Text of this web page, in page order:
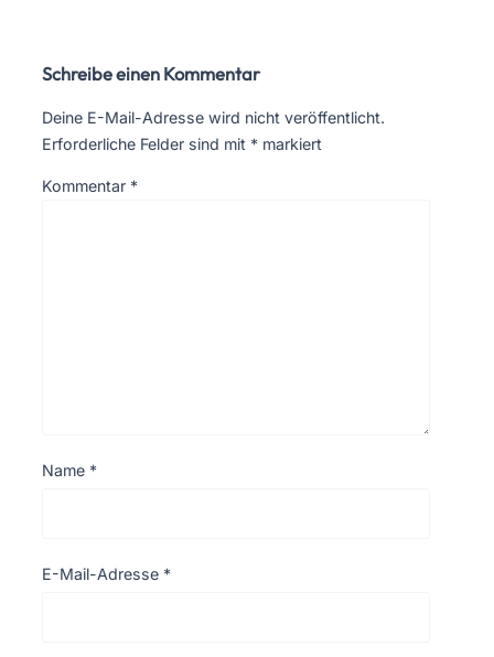
Schreibe einen Kommentar
Deine E-Mail-Adresse wird nicht veröffentlicht.
Erforderliche Felder sind mit * markiert
Kommentar *
Name *
E-Mail-Adresse *